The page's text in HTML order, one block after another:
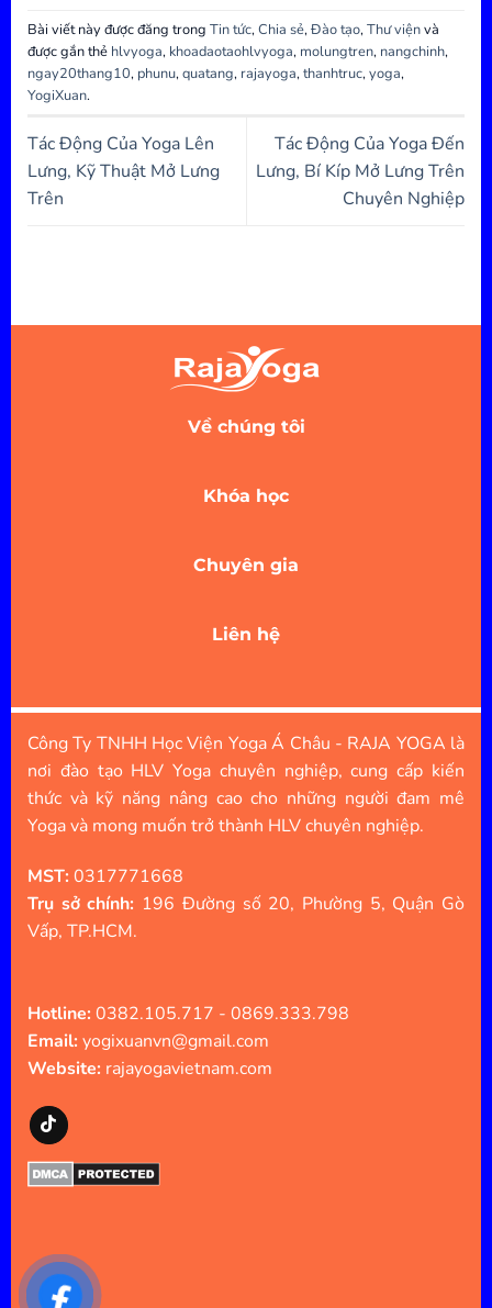
Bài viết này được đăng trong Tin tức,Chia sẻ,Đào tạo,Thư việnvà
được gắn thẻ hlvyoga, khoadaotaohlvyoga, molungtren, nangchinh,
ngay20thang10, phunu,quatang, rajayoga,thanhtruc,yoga,
YogiXuan.
Tác Động Của Yoga Lên
Lưng, Kỹ Thuật Mở Lưng
Trên
Tác Động Của Yoga Đến
Lưng, Bí Kíp Mở Lưng Trên
Chuyên Nghiệp
Về chúng tôi
Khóa học
Chuyên gia
Liên hệ
Công Ty TNHH Học Viện Yoga Á Châu - RAJA YOGA là
nơi đào tạo HLV Yoga chuyên nghiệp, cung cấp kiến
thức và kỹ năng nâng cao cho những người đam mê
Yoga và mong muốn trở thành HLV chuyên nghiệp.
MST:0317771668
Trụ sở chính: 196 Đường số 20, Phường 5, Quận Gò
Vấp, TP.HCM.
Hotline:0382.105.717 - 0869.333.798
Email:yogixuanvn@gmail.com
Website: rajayogavietnam.com